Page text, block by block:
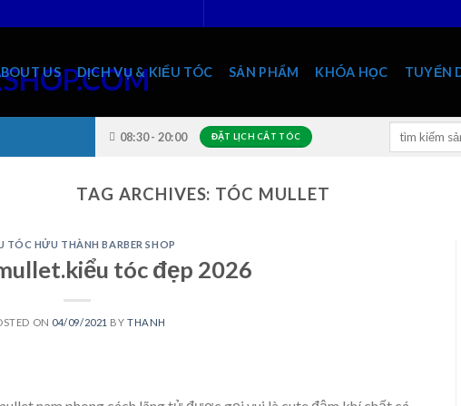
US DỊCH VỤ & KIỂU TÓC SẢN PHẨM KHÓA HỌC TUYỂN
08:30 - 20:00 ĐẶT LỊCH CẮT TÓC
Search
TAG ARCHIVES: TÓC MULLET
TÓC HỬU THÀNH BARBER SHOP
tóc đẹp 2026
ON 04/09/2021 BYTHANH